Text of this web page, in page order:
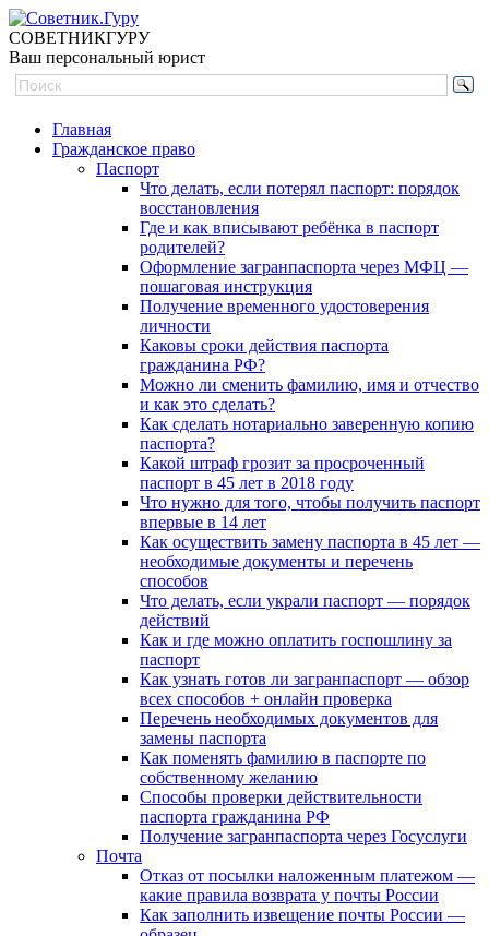
СОВЕТНИКГУРУ
Ваш персональный юрист
Главная
Гражданское право
Паспорт
Что делать, если потерял паспорт: порядок
восстановления
Где и как вписывают ребёнка в паспорт
родителей?
Оформление загранпаспорта через МФЦ —
пошаговая инструкция
Получение временного удостоверения
личности
Каковы сроки действия паспорта
гражданина РФ?
Можно ли сменить фамилию, имя и отчество
и как это сделать?
Как сделать нотариально заверенную копию
паспорта?
Какой штраф грозит за просроченный
паспорт в 45 лет в 2018 году
Что нужно для того, чтобы получить паспорт
впервые в 14 лет
Как осуществить замену паспорта в 45 лет —
необходимые документы и перечень
способов
Что делать, если украли паспорт — порядок
действий
Как и где можно оплатить госпошлину за
паспорт
Как узнать готов ли загранпаспорт — обзор
всех способов + онлайн проверка
Перечень необходимых документов для
замены паспорта
Как поменять фамилию в паспорте по
собственному желанию
Способы проверки действительности
паспорта гражданина РФ
Получение загранпаспорта через Госуслуги
Почта
Отказ от посылки наложенным платежом —
какие правила возврата у почты России
Как заполнить извещение почты России —